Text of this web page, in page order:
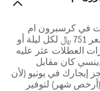
في كرسبرون ام
بودينسي 996 ﷼ لكل ليلة ، ولكن يعتبر سعر 751 ﷼ لكل ليلة أو
العطلات عثر عليه
كان مقابل
إيجارك في يونيو (لأن
شهر) لتوفير